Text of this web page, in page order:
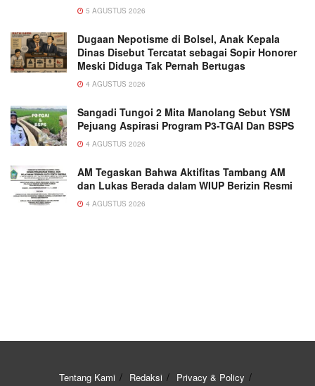
5 AGUSTUS 2026
Dugaan Nepotisme di Bolsel, Anak Kepala
Dinas Disebut Tercatat sebagai Sopir Honorer
Meski Diduga Tak Pernah Bertugas
4 AGUSTUS 2026
Sangadi Tungoi 2 Mita Manolang Sebut YSM
Pejuang Aspirasi Program P3-TGAI Dan BSPS
4 AGUSTUS 2026
AM Tegaskan Bahwa Aktifitas Tambang AM
dan Lukas Berada dalam WIUP Berizin Resmi
4 AGUSTUS 2026
Tentang Kami Redaksi Privacy & Policy